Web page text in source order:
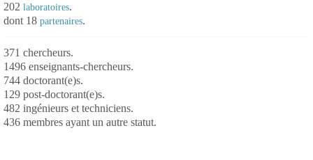
202 laboratoires.
dont 18 partenaires.
371 chercheurs.
1496 enseignants-chercheurs.
744 doctorant(e)s.
129 post-doctorant(e)s.
482 ingénieurs et techniciens.
436 membres ayant un autre statut.